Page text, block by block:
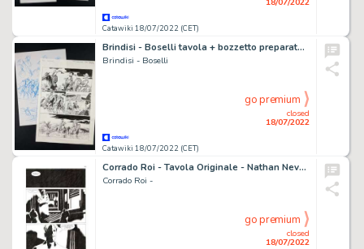
Catawiki 18/07/2022 (CET)
Brindisi - Boselli tavola + bozzetto preparatorio Tex - (2019)
Brindisi - Boselli
Catawiki 18/07/2022 (CET)
closed
18/07/2022
go premium
Corrado Roi - Tavola Originale - Nathan Never Gigante nuova serie n. 17 - "I giorni della maschera" - (2014)
Corrado Roi -
closed
18/07/2022
go premium